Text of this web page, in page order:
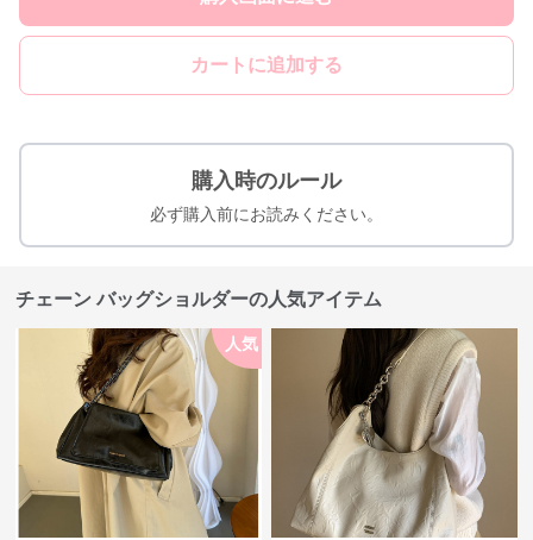
カートに追加する
購入時のルール
必ず購入前にお読みください。
チェーン バッグショルダーの人気アイテム
人気